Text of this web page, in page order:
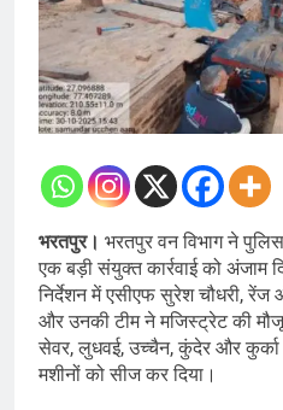
भरतपुर। भरतपुर वन विभाग ने
एक बड़ी संयुक्त कार्रवाई को अंजाम
निर्देशन में एसीएफ सुरेश चौधरी,
और उनकी टीम ने मजिस्ट्रेट की
सेवर, लुधवई, उच्चैन, कुंदेर और कुर्का
मशीनों को सीज कर दिया।